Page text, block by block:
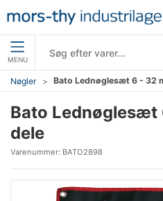
MENU
Nøgler Bato Lednøglesæt 6 - 32
Bato Lednøglesæt
dele
Varenummer: BATO2898